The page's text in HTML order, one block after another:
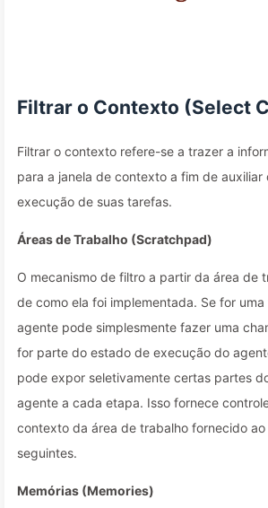
Filtrar o Contexto (Select
Filtrar o contexto refere-se a trazer a
para a janela de contexto a fim de auxiliar
execução de suas tarefas.
Áreas de Trabalho (Scratchpad)
O mecanismo de filtro a partir da área de
de como ela foi implementada. Se for
agente pode simplesmente fazer uma
for parte do estado de execução do
pode expor seletivamente certas partes
agente a cada etapa. Isso fornece
contexto da área de trabalho fornecido
seguintes.
Memórias (Memories)